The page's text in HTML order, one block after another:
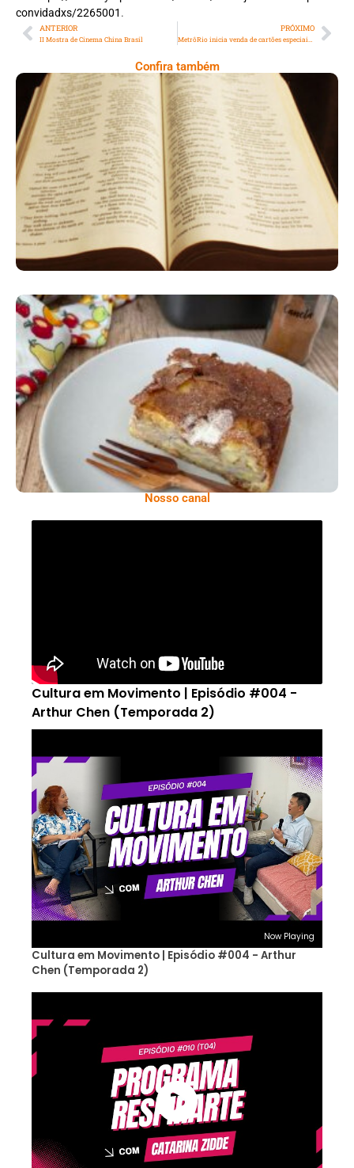
convidadxs/2265001 .
ANTERIOR
II Mostra de Cinema China Brasil
PRÓXIMO
Confira também
A Bíblia Como Ela É: A Queda De Israel –
Quando A Rebeldia Abre Caminho Para A
Destruição
Comer Bem: Torta De Banana
Nosso canal
Cultura em Movimento | Episódio #004 -
Arthur Chen (Temporada 2)
Now Playing
Cultura em Movimento | Episódio #004 - Arthur
Chen (Temporada 2)